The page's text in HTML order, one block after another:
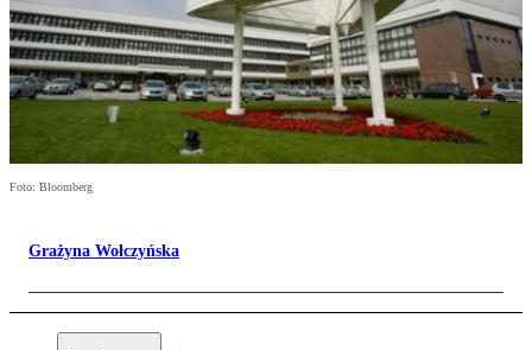
Foto: Bloomberg
Grażyna Wołczyńska